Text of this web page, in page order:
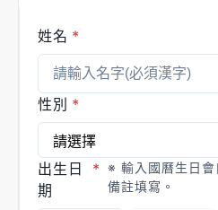
姓名 *
性別 *
出生日
期
* ※ 輸入國曆生日
備註填寫。